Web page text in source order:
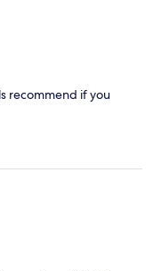
recommend if you